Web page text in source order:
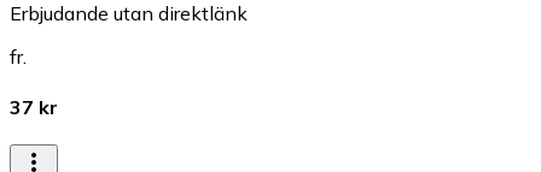
Erbjudande utan direktlänk
fr.
37 kr